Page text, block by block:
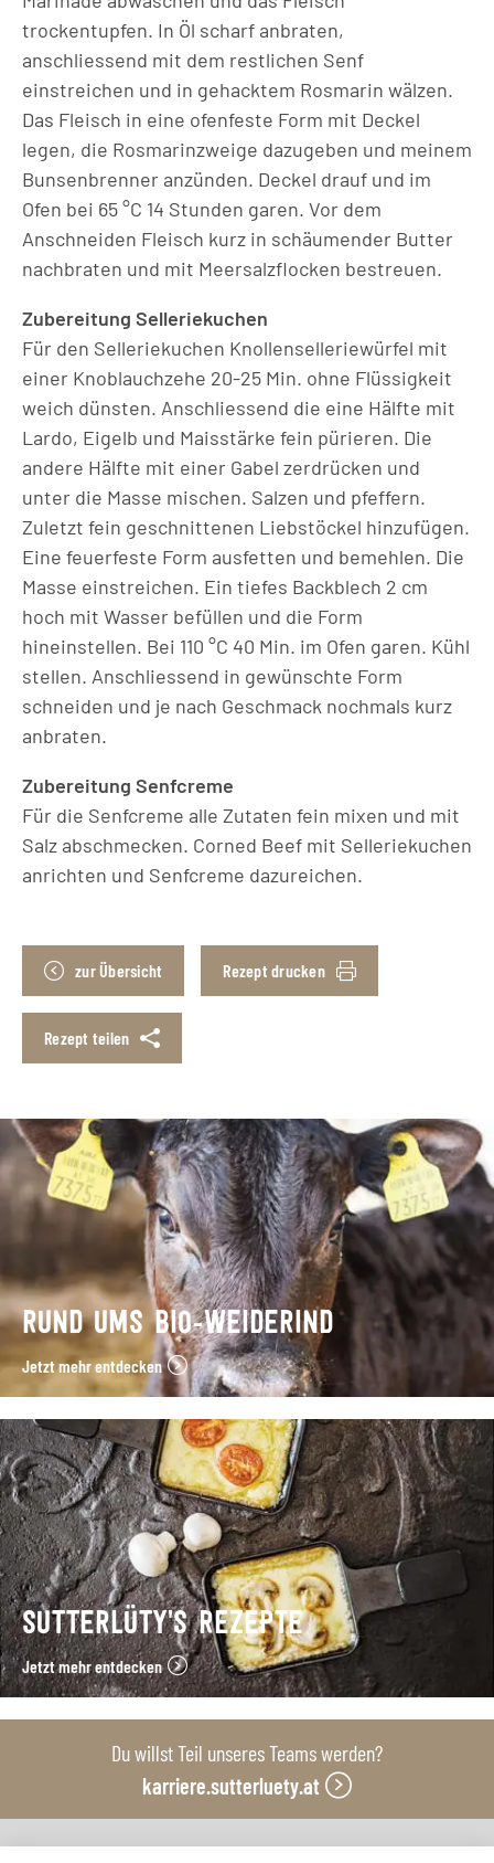
trockentupfen. In Öl scharf anbraten,
anschliessend mit dem restlichen Senf
einstreichen und in gehacktem Rosmarin wälzen.
Das Fleisch in eine ofenfeste Form mit Deckel
legen, die Rosmarinzweige dazugeben und meinem
Bunsenbrenner anzünden. Deckel drauf und im
Ofen bei 65 °C 14 Stunden garen. Vor dem
Anschneiden Fleisch kurz in schäumender Butter
nachbraten und mit Meersalzflocken bestreuen.
Zubereitung Selleriekuchen
Für den Selleriekuchen Knollenselleriewürfel mit
einer Knoblauchzehe 20-25 Min. ohne Flüssigkeit
weich dünsten. Anschliessend die eine Hälfte mit
Lardo, Eigelb und Maisstärke fein pürieren. Die
andere Hälfte mit einer Gabel zerdrücken und
unter die Masse mischen. Salzen und pfeffern.
Zuletzt fein geschnittenen Liebstöckel hinzufügen.
Eine feuerfeste Form ausfetten und bemehlen. Die
Masse einstreichen. Ein tiefes Backblech 2 cm
hoch mit Wasser befüllen und die Form
hineinstellen. Bei 110 °C 40 Min. im Ofen garen. Kühl
stellen. Anschliessend in gewünschte Form
schneiden und je nach Geschmack nochmals kurz
anbraten.
Zubereitung Senfcreme
Für die Senfcreme alle Zutaten fein mixen und mit
Salz abschmecken. Corned Beef mit Selleriekuchen
anrichten und Senfcreme dazureichen.
zur Übersicht Rezept drucken
Rezept teilen
RUND UMS BIO-WEIDERIND
Jetzt mehr entdecken
SUTTERLÜTY’S REZEPTE
Jetzt mehr entdecken
Du willst Teil unseres Teams werden?
karriere.sutterluety.at
Unsere Produktionsbetriebe